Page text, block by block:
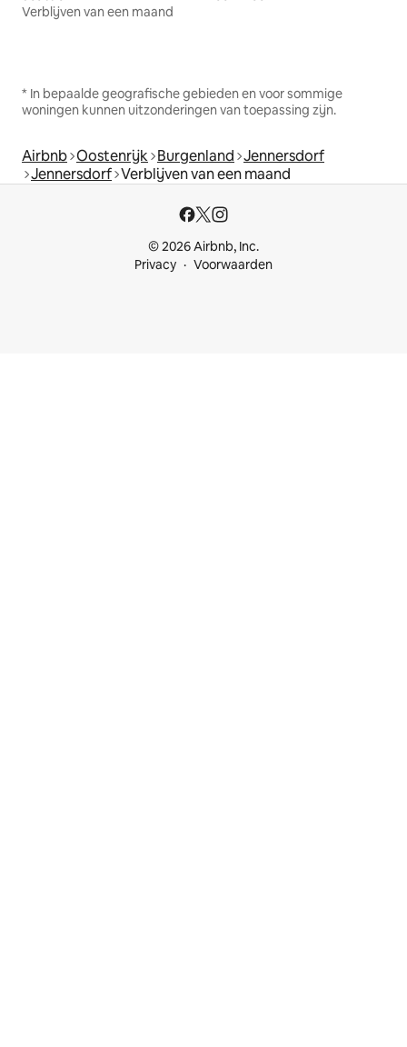
Verblijven van een maand
* In bepaalde geografische gebieden en voor sommige
woningen kunnen uitzonderingen van toepassing zijn.
Airbnb Oostenrijk Burgenland Jennersdorf
Jennersdorf Verblijven van een maand
© 2026 Airbnb, Inc.
Privacy
Voorwaarden